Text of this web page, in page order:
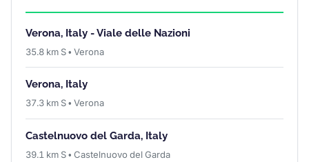
Verona, Italy - Viale delle Nazioni
35.8 km S • Verona
Verona, Italy
37.3 km S • Verona
Castelnuovo del Garda, Italy
39.1 km S • Castelnuovo del Garda